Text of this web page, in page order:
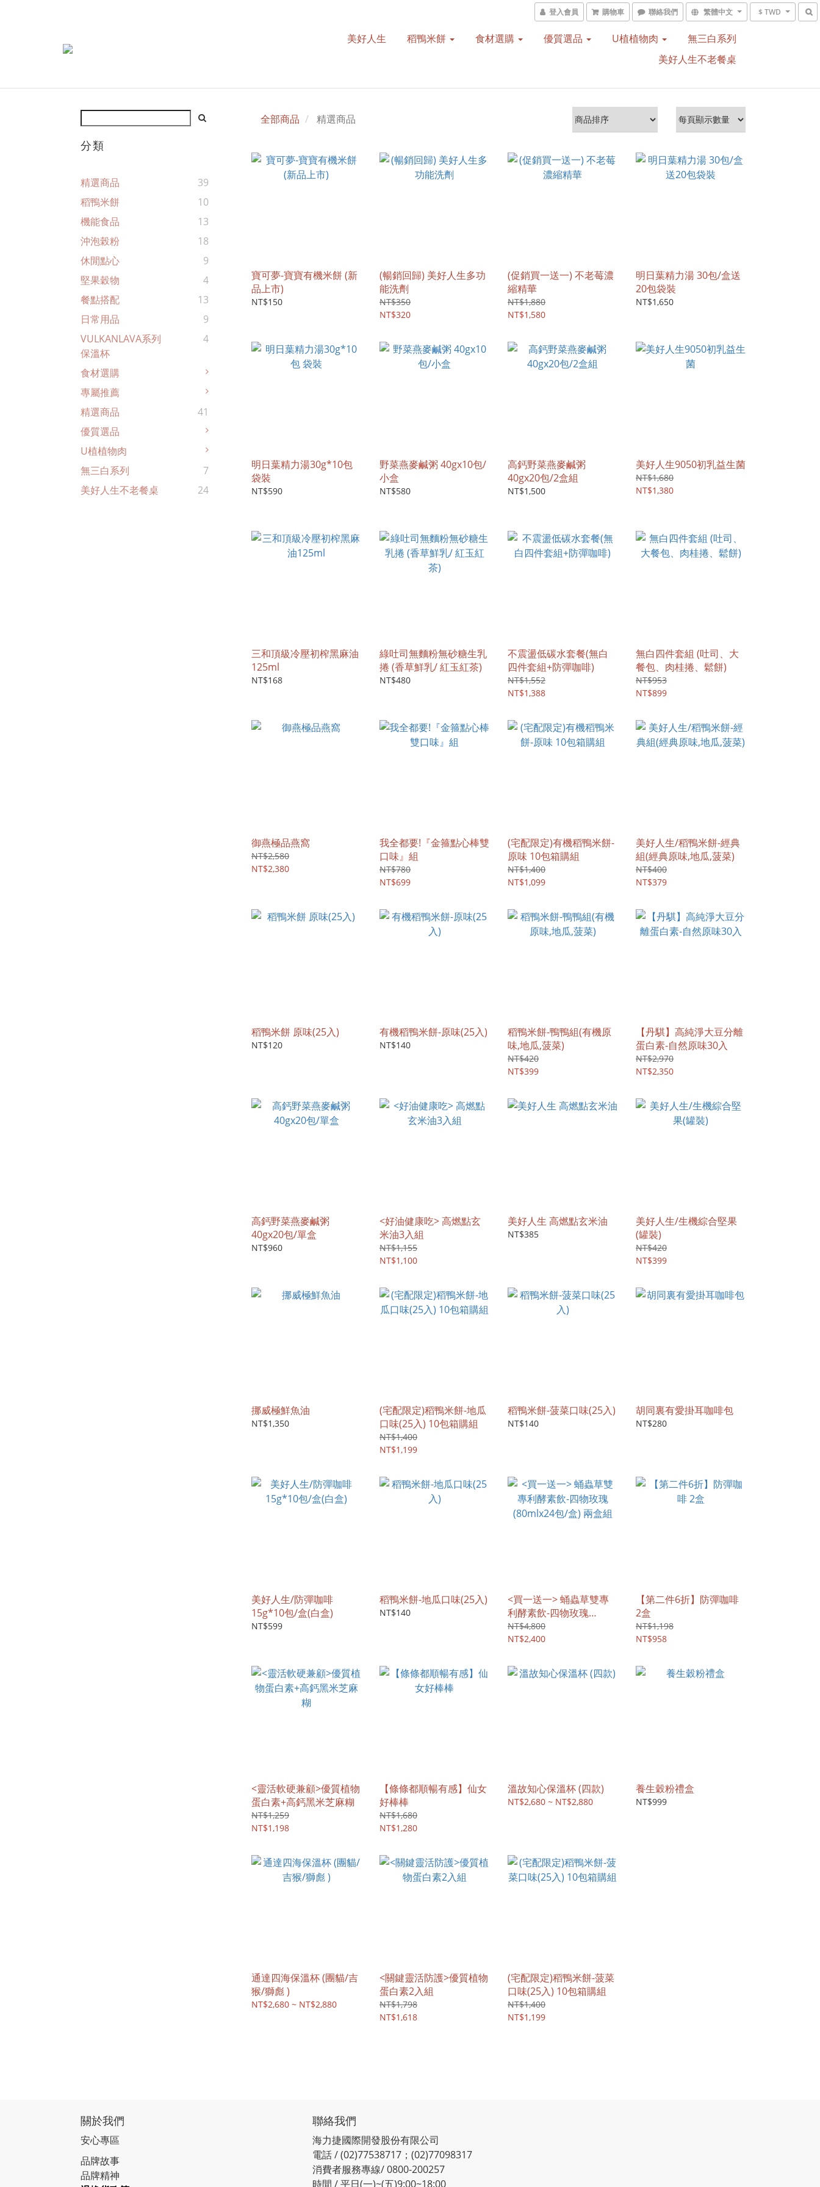
登入會員 購物車 聯絡我們 繁體中文 $ TWD
美好人生 稻鴨米餅 食材選購 優質選品 U植植物肉
無三白系列
美好人生不老餐桌
分類
精選商品
39
稻鴨米餅
10
機能食品
13
沖泡榖粉
18
休閒點心
9
堅果穀物
4
餐點搭配
13
日常用品
9
VULKANLAVA系列
保溫杯
4
食材選購
專屬推薦
精選商品
41
優質選品
U植植物肉
無三白系列
7
美好人生不老餐桌
24
全部商品 精選商品
寶可夢-寶寶有機米餅 (新
品上市)
NT$150
(暢銷回歸) 美好人生多功
能洗劑
NT$350
NT$320
(促銷買一送一) 不老莓濃
縮精華
NT$1,880
NT$1,580
明日葉精力湯 30包/盒送
20包袋裝
NT$1,650
明日葉精力湯30g*10包
袋裝
NT$590
野菜燕麥鹹粥 40gx10包/
小盒
NT$580
高鈣野菜燕麥鹹粥
40gx20包/2盒組
NT$1,500
美好人生9050初乳益生菌
NT$1,680
NT$1,380
三和頂級冷壓初榨黑麻油
125ml
NT$168
綠吐司無麵粉無砂糖生乳
捲 (香草鮮乳/ 紅玉紅茶)
NT$480
不震盪低碳水套餐(無白
四件套組+防彈咖啡)
NT$1,552
NT$1,388
無白四件套組 (吐司、大
餐包、肉桂捲、鬆餅)
NT$953
NT$899
御燕極品燕窩
NT$2,580
NT$2,380
我全都要!『金箍點心棒雙
口味』組
NT$780
NT$699
(宅配限定)有機稻鴨米餅-
原味 10包箱購組
NT$1,400
NT$1,099
美好人生/稻鴨米餅-經典
組(經典原味,地瓜,菠菜)
NT$400
NT$379
稻鴨米餅 原味(25入)
NT$120
有機稻鴨米餅-原味(25入)
NT$140
稻鴨米餅-鴨鴨組(有機原
味,地瓜,菠菜)
NT$420
NT$399
【丹騏】高純淨大豆分離
蛋白素-自然原味30入
NT$2,970
NT$2,350
高鈣野菜燕麥鹹粥
40gx20包/單盒
NT$960
<好油健康吃> 高燃點玄
米油3入組
NT$1,155
NT$1,100
美好人生 高燃點玄米油
NT$385
美好人生/生機綜合堅果
(罐裝)
NT$420
NT$399
挪威極鮮魚油
NT$1,350
(宅配限定)稻鴨米餅-地瓜
口味(25入) 10包箱購組
NT$1,400
NT$1,199
稻鴨米餅-菠菜口味(25入)
NT$140
胡同裏有愛掛耳咖啡包
NT$280
美好人生/防彈咖啡
15g*10包/盒(白盒)
NT$599
稻鴨米餅-地瓜口味(25入)
NT$140
<買一送一> 蛹蟲草雙專
利酵素飲-四物玫瑰
(80mlx24包/盒) 兩盒組
NT$4,800
NT$2,400
【第二件6折】防彈咖啡
2盒
NT$1,198
NT$958
<靈活軟硬兼顧>優質植物
蛋白素+高鈣黑米芝麻糊
NT$1,259
NT$1,198
【條條都順暢有感】仙女
好棒棒
NT$1,680
NT$1,280
溫故知心保溫杯 (四款)
NT$2,680 ~ NT$2,880
養生穀粉禮盒
NT$999
通達四海保溫杯 (團貓/吉
猴/獅彪 )
NT$2,680 ~ NT$2,880
<關鍵靈活防護>優質植物
蛋白素2入組
NT$1,798
NT$1,618
(宅配限定)稻鴨米餅-菠菜
口味(25入) 10包箱購組
NT$1,400
NT$1,199
關於我們
安心專區
品牌故事
品牌精神
聯絡我們
海力捷國際開發股份有限公司
電話 / (02)77538717；(02)77098317
消費者服務專線/ 0800-200257
時間 / 平日(一)~(五)9:00~18:00